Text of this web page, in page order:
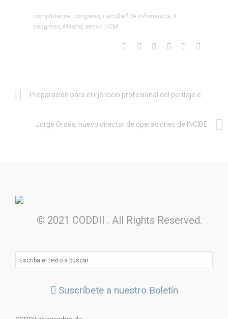
complutense, congreso, Facultad de Informática, II
congreso, Madrid, secivi, UCM
Jorge Ordás, nuevo director de operaciones de INCIBE
© 2021 CODDII . All Rights Reserved.
Suscríbete a nuestro Boletín